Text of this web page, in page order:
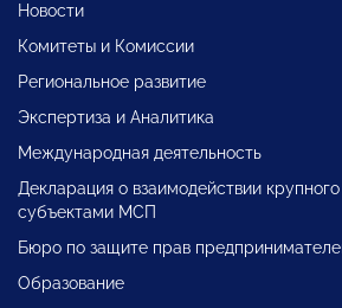
Новости
Комитеты и Комиссии
Региональное развитие
Экспертиза и Аналитика
Международная деятельность
Декларация о взаимодействии
субъектами МСП
Бюро по защите прав
Образование